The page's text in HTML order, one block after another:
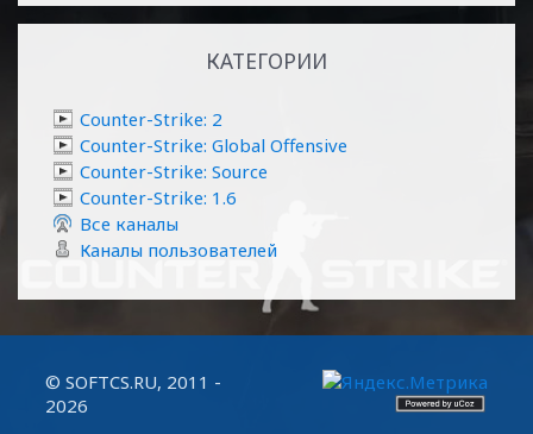
КАТЕГОРИИ
Counter-Strike: 2
Counter-Strike: Global Offensive
Counter-Strike: Source
Counter-Strike: 1.6
Все каналы
Каналы пользователей
© SOFTCS.RU, 2011 -
2026